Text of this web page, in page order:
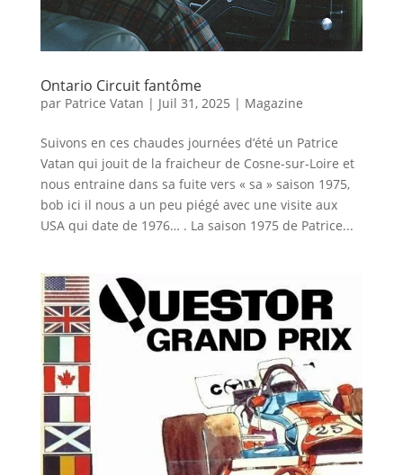
Ontario Circuit fantôme
par Patrice Vatan | Juil 31, 2025 | Magazine
Suivons en ces chaudes journées d’été un Patrice
Vatan qui jouit de la fraicheur de Cosne-sur-Loire et
nous entraine dans sa fuite vers « sa » saison 1975,
bob ici il nous a un peu piégé avec une visite aux
USA qui date de 1976… . La saison 1975 de Patrice...